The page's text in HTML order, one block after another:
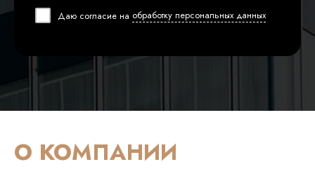
Даю согласие на обработку персональных данных
О КОМПАНИИ